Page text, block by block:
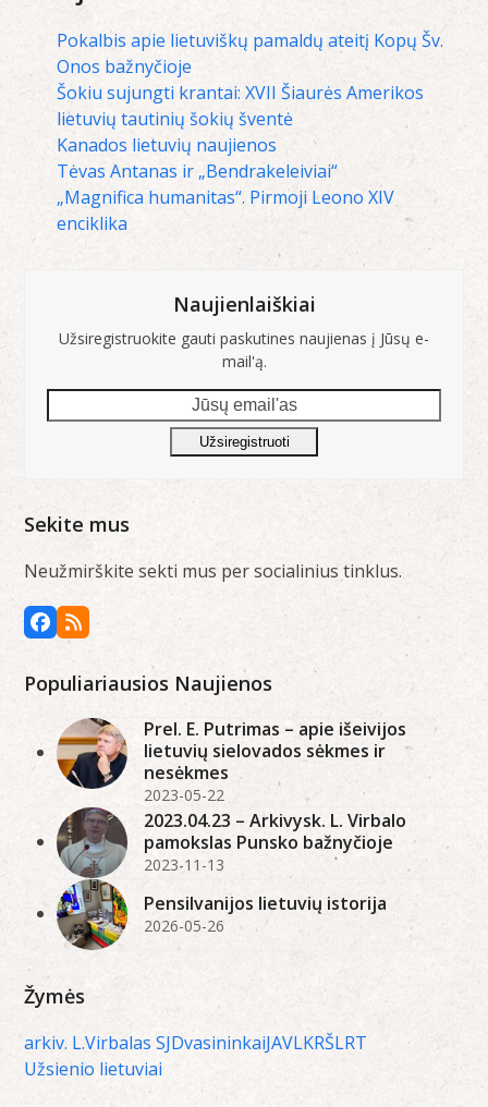
Pokalbis apie lietuviškų pamaldų ateitį Kopų Šv.
Onos bažnyčioje
Šokiu sujungti krantai: XVII Šiaurės Amerikos
lietuvių tautinių šokių šventė
Kanados lietuvių naujienos
Tėvas Antanas ir „Bendrakeleiviai“
„Magnifica humanitas“. Pirmoji Leono XIV
enciklika
Naujienlaiškiai
Užsiregistruokite gauti paskutines naujienas į Jūsų e-
mail'ą.
email'as
Užsiregistruoti
Sekite mus
Neužmirškite sekti mus per socialinius tinklus.
Facebook
RSS
Populiariausios Naujienos
Prel. E. Putrimas – apie išeivijos
lietuvių sielovados sėkmes ir
nesėkmes
2023-05-22
2023.04.23 – Arkivysk. L. Virbalo
pamokslas Punsko bažnyčioje
2023-11-13
Pensilvanijos lietuvių istorija
2026-05-26
Žymės
arkiv. L.Virbalas SJDvasininkaiJAVLKRŠLRT
Užsienio lietuviai